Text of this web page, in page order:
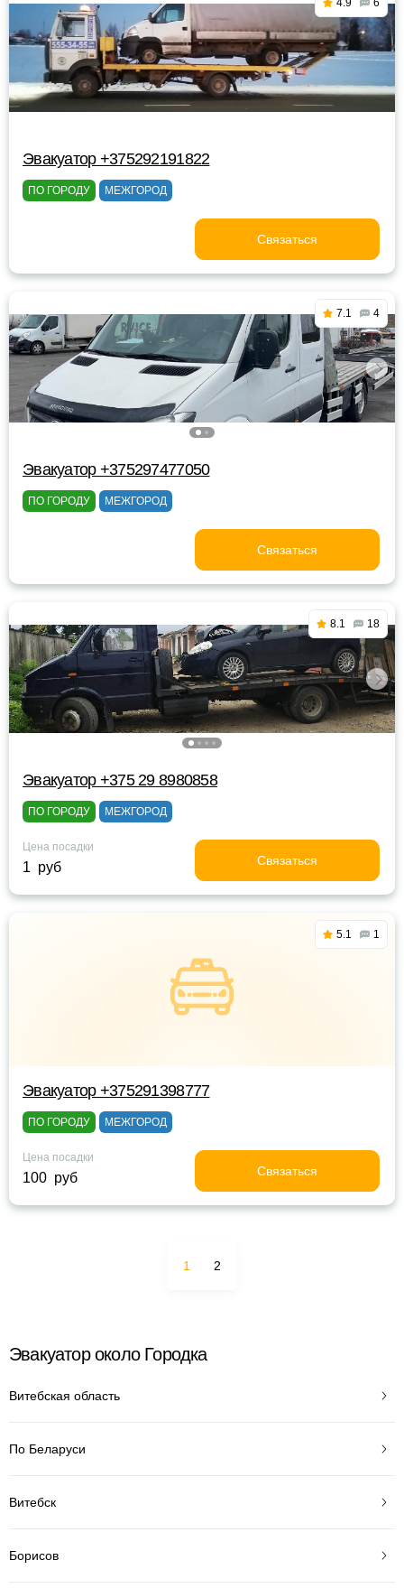
4.9 6
Эвакуатор +375292191822
ПО ГОРОДУ МЕЖГОРОД
Связаться
7.1 4
Эвакуатор +375297477050
ПО ГОРОДУ МЕЖГОРОД
Связаться
8.1 18
Эвакуатор +375 29 8980858
ПО ГОРОДУ МЕЖГОРОД
Цена посадки
1 руб Связаться
5.1 1
Эвакуатор +375291398777
ПО ГОРОДУ МЕЖГОРОД
Цена посадки
100 руб Связаться
1 2
Эвакуатор около Городка
Витебская область
По Беларуси
Витебск
Борисов